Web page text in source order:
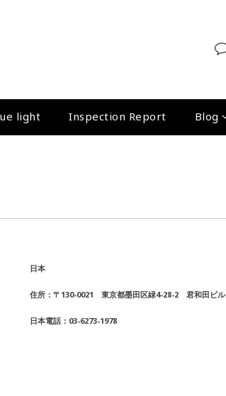
light Inspection Report Blog
日本
住所：〒130-0021 東京都墨田区緑4-28-2 君和田ビル
日本電話：03-6273-1978